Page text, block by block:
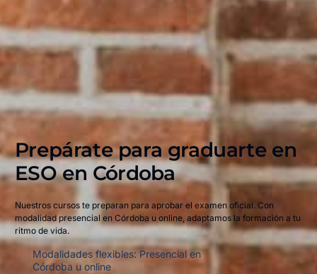
Prepárate para graduarte en
ESO en Córdoba
Nuestros cursos te preparan para aprobar el examen oficial. Con
modalidad presencial en Córdoba u online, adaptamos la formación a tu
ritmo de vida.
Modalidades flexibles: Presencial en
Córdoba u online